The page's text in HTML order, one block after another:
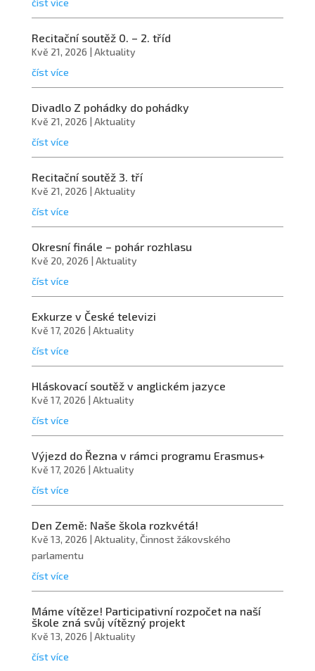
Recitační soutěž 0. – 2. tříd
Kvě 21, 2026 | Aktuality
číst více
Divadlo Z pohádky do pohádky
Kvě 21, 2026 | Aktuality
číst více
Recitační soutěž 3. tří
Kvě 21, 2026 | Aktuality
číst více
Okresní finále – pohár rozhlasu
Kvě 20, 2026 | Aktuality
číst více
Exkurze v České televizi
Kvě 17, 2026 | Aktuality
číst více
Hláskovací soutěž v anglickém jazyce
Kvě 17, 2026 | Aktuality
číst více
Výjezd do Řezna v rámci programu Erasmus+
Kvě 17, 2026 | Aktuality
číst více
Den Země: Naše škola rozkvétá!
Kvě 13, 2026 | Aktuality, Činnost žákovského
parlamentu
číst více
Máme vítěze! Participativní rozpočet na naší
škole zná svůj vítězný projekt
Kvě 13, 2026 | Aktuality
číst více